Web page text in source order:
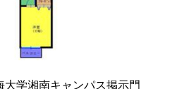
大学湘南キャンパス掲示門